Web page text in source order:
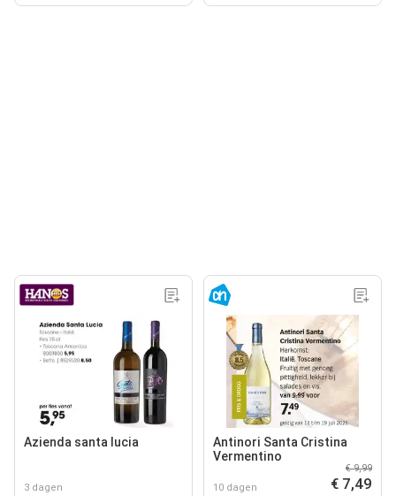
Azienda santa lucia
3 dagen
Antinori Santa Cristina
Vermentino
10 dagen
€ 9,99
€ 7,49